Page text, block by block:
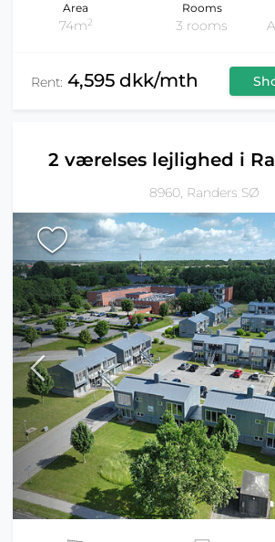
Area
74m2
Rooms
3 rooms
Rent: 4,595 dkk/mth
2 værelses lejlighed i
8960, Randers SØ